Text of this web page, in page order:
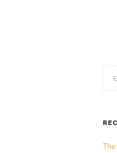
The